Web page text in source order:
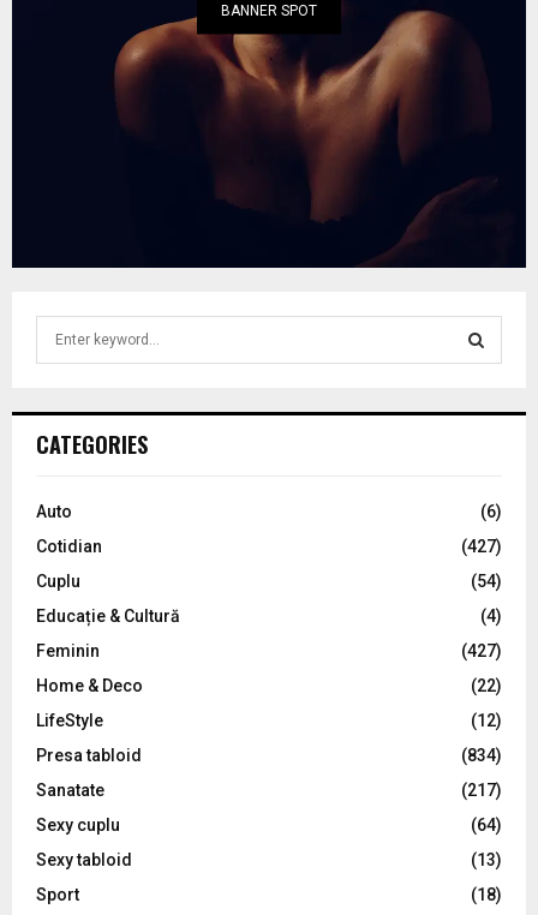
BANNER SPOT
h
o
:
C
CATEGORIES
Auto
(6)
Cotidian
(427)
Cuplu
(54)
Educație & Cultură
(4)
Feminin
(427)
Home & Deco
(22)
LifeStyle
(12)
Presa tabloid
(834)
Sanatate
(217)
Sexy cuplu
(64)
Sexy tabloid
(13)
Sport
(18)